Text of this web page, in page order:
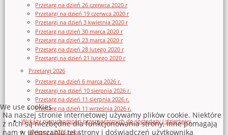
Przetarg na dzień 26 czerwca 2020 r
Przetargi na dzień 19 czerwca 2020 r
Przetargi na dzień 3 kwietnia 2020 r
Przetarg na dzień 30 marca 2020 r
Przetarg na dzień 23 marca 2020 r
Przetarg na dzień 28 lutego 2020 r
Przetargi na dzień 21 lutego 2020 r
Przetargi 2026
Przetarg na dzień 6 marca 2026 r.
Przetargi na dzień 10 sierpnia 2026 r.
Przetarg na dzień 11 sierpnia 2026 r.
Przetarg na dzień 11 września 2026 r.
Wykazy nieruchomości przeznaczonych do sprzedaży i dzierżawy
Wykazy z 2026 roku
We use cookies
Na naszej stronie internetowej używamy plików cookie. Niektóre
z nich są niezbędne dla funkcjonowania strony, inne pomagają
nam w ulepszaniu tej strony i doświadczeń użytkownika